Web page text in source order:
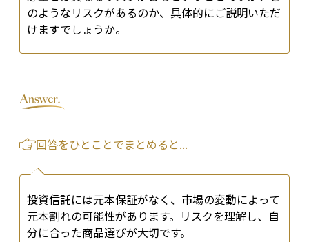
のようなリスクがあるのか、具体的にご説明いただ
けますでしょうか。
回答をひとことでまとめると...
投資信託には元本保証がなく、市場の変動によって
元本割れの可能性があります。リスクを理解し、自
分に合った商品選びが大切です。